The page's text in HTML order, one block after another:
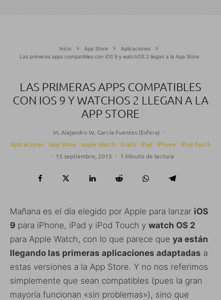
Inicio App Store
Aplicaciones
Las primeras apps compatibles con iOS 9 y watchOS 2 llegan a la App Store
LAS PRIMERAS APPS COMPATIBLES
CON IOS 9 Y WATCHOS 2 LLEGAN A LA
APP STORE
M. Alejandro W. García Fuentes (Esfera) ·
Aplicaciones
App Store Apple Watch Gratis iPad iPhone
iPod Touch
· 15 septiembre, 2015 · 1 Minuto de lectura
Mañana es el día elegido por Apple para lanzar iOS
9 para iPhone, iPad y iPod Touch y watch OS 2
para Apple Watch, con lo que parece que ya están
llegando las primeras aplicaciones adaptadas a
estas versiones a la App Store. Y no nos referimos
simplemente que sean compatibles (pues la gran
mayoría funcionan «sin problemas»), sino que